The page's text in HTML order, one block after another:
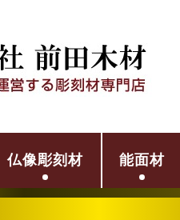
仏像彫刻材 能面材